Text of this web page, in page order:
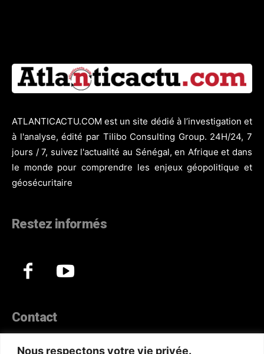
Nous respectons votre vie privée.
ATLANTICACTU.COM est un site dédié à l’investigation et
à l'analyse, édité par Tilibo Consulting Group. 24H/24, 7
jours / 7, suivez l'actualité au Sénégal, en Afrique et dans
le monde pour comprendre les enjeux géopolitique et
géosécuritaire
Restez informés
Contact